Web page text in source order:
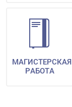
МАГИСТЕРСКАЯ
РАБОТА